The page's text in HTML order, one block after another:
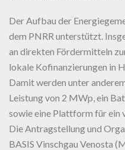
Der Aufbau der
dem PNRR unterstützt.
an direkten Fördermitteln
lokale Kofinanzierungen in
Damit werden unter
Leistung von 2 MWp, ein
sowie eine Plattform für
Die Antragstellung und
BASIS Vinschgau Venosta